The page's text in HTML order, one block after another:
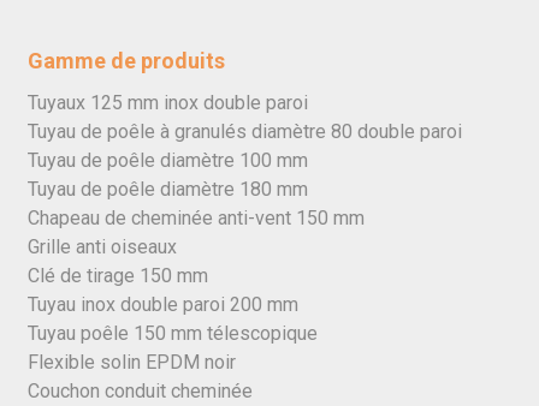
Gamme de produits
Tuyaux 125 mm inox double paroi
Tuyau de poêle à granulés diamètre 80 double paroi
Tuyau de poêle diamètre 100 mm
Tuyau de poêle diamètre 180 mm
Chapeau de cheminée anti-vent 150 mm
Grille anti oiseaux
Clé de tirage 150 mm
Tuyau inox double paroi 200 mm
Tuyau poêle 150 mm télescopique
Flexible solin EPDM noir
Couchon conduit cheminée